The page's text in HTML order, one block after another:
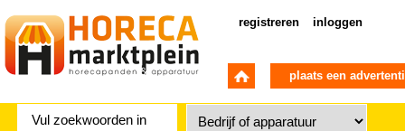
registreren inloggen
plaats een